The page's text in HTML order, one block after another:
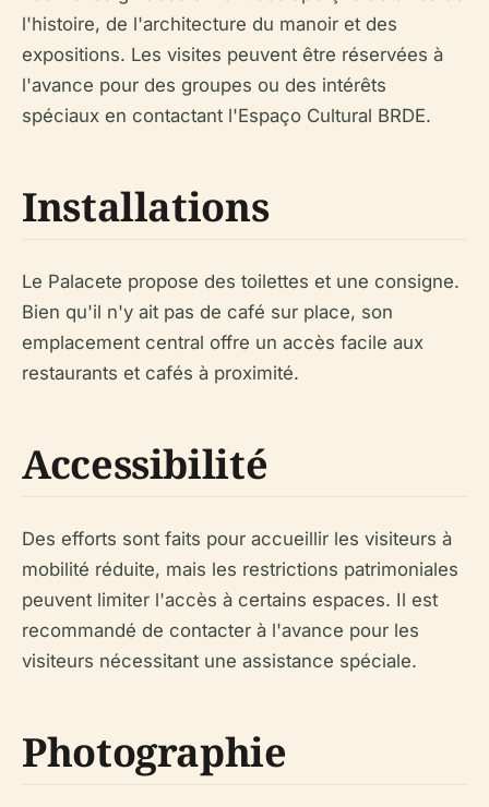
l'histoire, de l'architecture du manoir et des
expositions. Les visites peuvent être réservées à
l'avance pour des groupes ou des intérêts
spéciaux en contactant l'Espaço Cultural BRDE.
Installations
Le Palacete propose des toilettes et une consigne.
Bien qu'il n'y ait pas de café sur place, son
emplacement central offre un accès facile aux
restaurants et cafés à proximité.
Accessibilité
Des efforts sont faits pour accueillir les visiteurs à
mobilité réduite, mais les restrictions patrimoniales
peuvent limiter l'accès à certains espaces. Il est
recommandé de contacter à l'avance pour les
visiteurs nécessitant une assistance spéciale.
Photographie